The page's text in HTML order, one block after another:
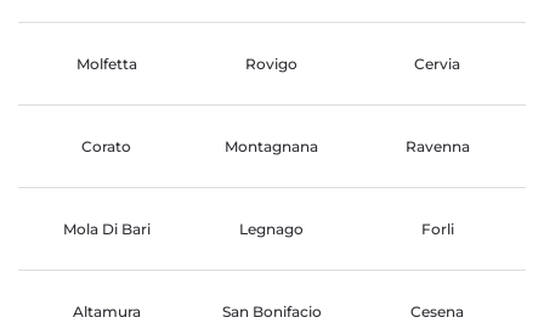
Molfetta Rovigo Cervia
Corato Montagnana Ravenna
Mola Di Bari Legnago Forli
Altamura San Bonifacio Cesena